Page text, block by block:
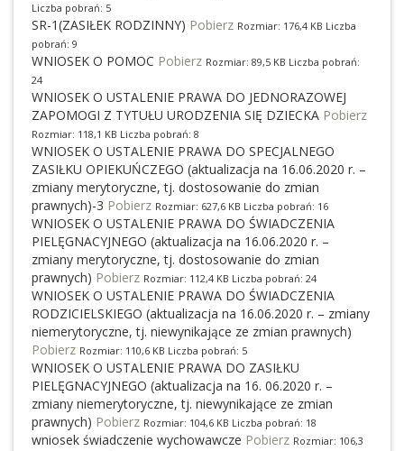
Liczba pobrań: 5
SR-1(ZASIŁEK RODZINNY) Pobierz Rozmiar: 176,4 KB Liczba
pobrań: 9
WNIOSEK O POMOC Pobierz Rozmiar: 89,5 KB Liczba pobrań:
24
WNIOSEK O USTALENIE PRAWA DO JEDNORAZOWEJ
ZAPOMOGI Z TYTUŁU URODZENIA SIĘ DZIECKA Pobierz
Rozmiar: 118,1 KB Liczba pobrań: 8
WNIOSEK O USTALENIE PRAWA DO SPECJALNEGO
ZASIŁKU OPIEKUŃCZEGO (aktualizacja na 16.06.2020 r. –
zmiany merytoryczne, tj. dostosowanie do zmian
prawnych)-3 Pobierz Rozmiar: 627,6 KB Liczba pobrań: 16
WNIOSEK O USTALENIE PRAWA DO ŚWIADCZENIA
PIELĘGNACYJNEGO (aktualizacja na 16.06.2020 r. –
zmiany merytoryczne, tj. dostosowanie do zmian
prawnych) Pobierz Rozmiar: 112,4 KB Liczba pobrań: 24
WNIOSEK O USTALENIE PRAWA DO ŚWIADCZENIA
RODZICIELSKIEGO (aktualizacja na 16.06.2020 r. – zmiany
niemerytoryczne, tj. niewynikające ze zmian prawnych)
Pobierz Rozmiar: 110,6 KB Liczba pobrań: 5
WNIOSEK O USTALENIE PRAWA DO ZASIŁKU
PIELĘGNACYJNEGO (aktualizacja na 16. 06.2020 r. –
zmiany niemerytoryczne, tj. niewynikające ze zmian
prawnych) Pobierz Rozmiar: 104,6 KB Liczba pobrań: 18
wniosek świadczenie wychowawcze Pobierz Rozmiar: 106,3